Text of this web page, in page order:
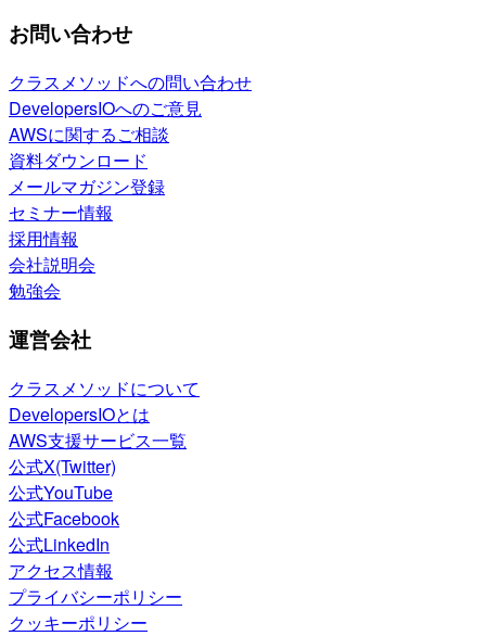
お問い合わせ
クラスメソッドへの問い合わせ
DevelopersIOへのご意見
AWSに関するご相談
資料ダウンロード
メールマガジン登録
セミナー情報
採用情報
会社説明会
勉強会
運営会社
クラスメソッドについて
DevelopersIOとは
AWS支援サービス一覧
公式X(Twitter)
公式YouTube
公式Facebook
公式LinkedIn
アクセス情報
プライバシーポリシー
クッキーポリシー